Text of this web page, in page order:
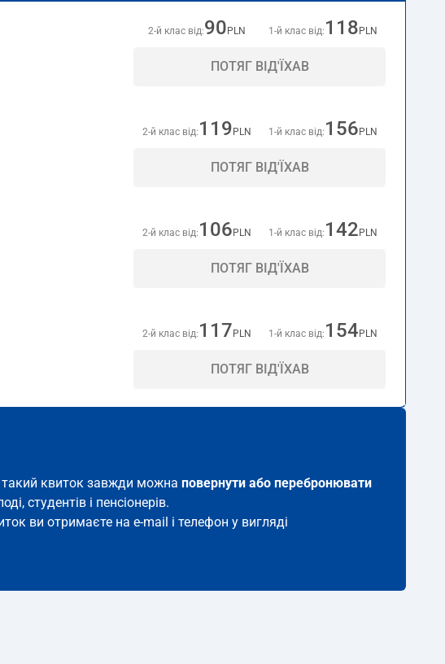
2-й клас від:90 PLN 1-й клас від: 118 PLN
ПОТЯГ ВІД'ЇХАВ
2-й клас від: 119 PLN 1-й клас від: 156 PLN
ПОТЯГ ВІД'ЇХАВ
2-й клас від: 106 PLN 1-й клас від: 142 PLN
ПОТЯГ ВІД'ЇХАВ
2-й клас від: 117 PLN 1-й клас від: 154 PLN
ПОТЯГ ВІД'ЇХАВ
такий квиток завжди можна повернути або перебронювати
студентів і пенсіонерів.
ви отримаєте на e-mail і телефон у вигляді